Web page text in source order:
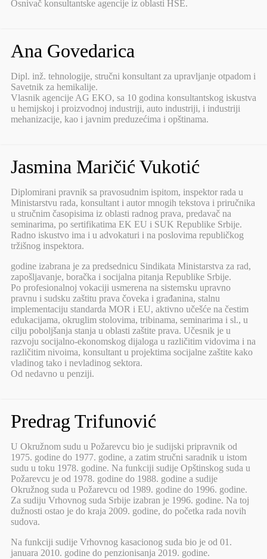
Osnivač konsultantske agencije iz oblasti HSE.
Ana Govedarica
Dipl. inž. tehnologije, stručni konsultant za upravljanje otpadom i
Savetnik za hemikalije.
Vlasnik agencije AG EKO, sa 10 godina konsultantskog iskustva
u hemijskoj i proizvodnoj industriji, auto industriji, i industriji
mehanizacije, kao i javnim preduzećima i opštinama.
Jasmina Maričić Vukotić
Diplomirani pravnik sa pravosudnim ispitom, inspektor rada u
Ministarstvu rada, konsultant i autor mnogih tekstova i priručnika
u stručnim časopisima iz oblasti radnog prava, predavač na
seminarima, po sertifikatima EK EU i SUK Republike Srbije.
Radno iskustvo ima i u advokaturi i na poslovima republičkog
tržišnog inspektora.
godine izabrana je za predsednicu Sindikata Ministarstva za rad,
zapošljavanje, boračka i socijalna pitanja Republike Srbije.
Po profesionalnoj vokaciji usmerena na sistemsku upravno
pravnu i sudsku zaštitu prava čoveka i građanina, stalnu
implementaciju standarda MOR i EU, aktivno učešće na čestim
edukacijama, okruglim stolovima, tribinama, seminarima i sl., u
cilju poboljšanja stanja u oblasti zaštite prava. Učesnik je u
razvoju socijalno-ekonomskog dijaloga u različitim vidovima i na
različitim nivoima, konsultant u projektima socijalne zaštite kako
vladinog tako i nevladinog sektora.
Od nedavno u penziji.
Predrag Trifunović
U Okružnom sudu u Požarevcu bio je sudijski pripravnik od
1975. godine do 1977. godine, a zatim stručni saradnik u istom
sudu u toku 1978. godine. Na funkciji sudije Opštinskog suda u
Požarevcu je od 1978. godine do 1988. godine a sudije
Okružnog suda u Požarevcu od 1989. godine do 1996. godine.
Za sudiju Vrhovnog suda Srbije izabran je 1996. godine. Na toj
dužnosti ostao je do kraja 2009. godine, do početka rada novih
sudova.
Na funkciji sudije Vrhovnog kasacionog suda bio je od 01.
januara 2010. godine do penzionisanja 2019. godine.